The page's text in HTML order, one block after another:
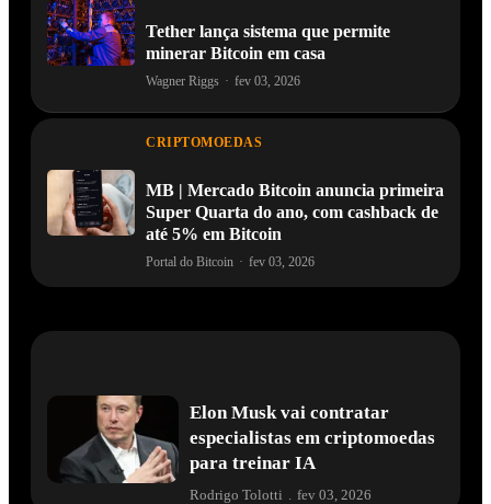
Tether lança sistema que permite
minerar Bitcoin em casa
Wagner Riggs · fev 03, 2026
CRIPTOMOEDAS
MB | Mercado Bitcoin anuncia primeira
Super Quarta do ano, com cashback de
até 5% em Bitcoin
Portal do Bitcoin · fev 03, 2026
Elon Musk vai contratar
especialistas em criptomoedas
para treinar IA
Rodrigo Tolotti fev 03, 2026